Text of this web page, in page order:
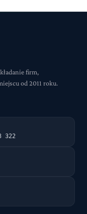
firm,
od 2011 roku.
322